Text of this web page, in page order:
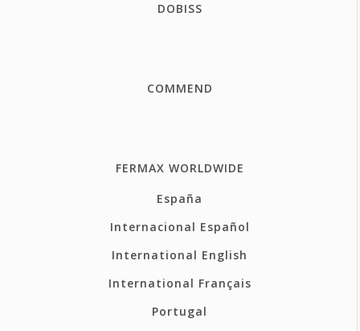
DOBISS
COMMEND
FERMAX WORLDWIDE
España
Internacional Español
International English
International Français
Portugal